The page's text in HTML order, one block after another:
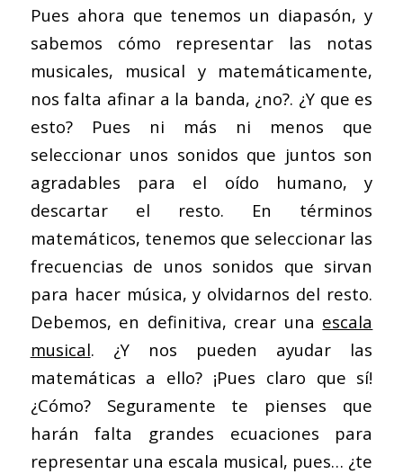
Pues ahora que tenemos un diapasón, y
sabemos cómo representar las notas
musicales, musical y matemáticamente,
nos falta afinar a la banda, ¿no?. ¿Y que es
esto? Pues ni más ni menos que
seleccionar unos sonidos que juntos son
agradables para el oído humano, y
descartar el resto. En términos
matemáticos, tenemos que seleccionar las
frecuencias de unos sonidos que sirvan
para hacer música, y olvidarnos del resto.
Debemos, en definitiva, crear una escala
musical. ¿Y nos pueden ayudar las
matemáticas a ello? ¡Pues claro que sí!
¿Cómo? Seguramente te pienses que
harán falta grandes ecuaciones para
representar una escala musical, pues… ¿te